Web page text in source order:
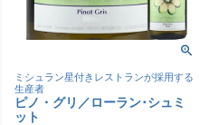
ミシュラン星付きレストランが採用する
生産者
ピノ・グリ／ローラン･シュミ
ット